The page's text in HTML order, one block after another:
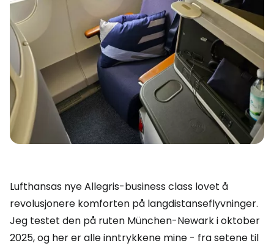
Lufthansas nye Allegris-business class lovet å
revolusjonere komforten på langdistanseflyvninger.
Jeg testet den på ruten München-Newark i oktober
2025, og her er alle inntrykkene mine - fra setene til